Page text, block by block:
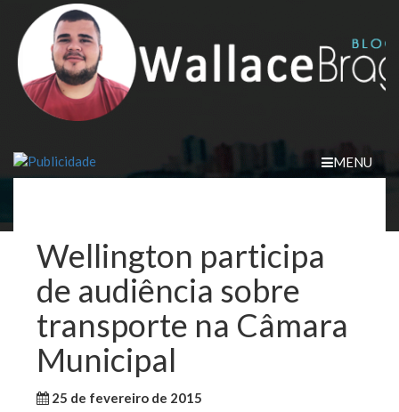
content
MENU
Wellington participa
de audiência sobre
transporte na Câmara
Municipal
25 de fevereiro de 2015